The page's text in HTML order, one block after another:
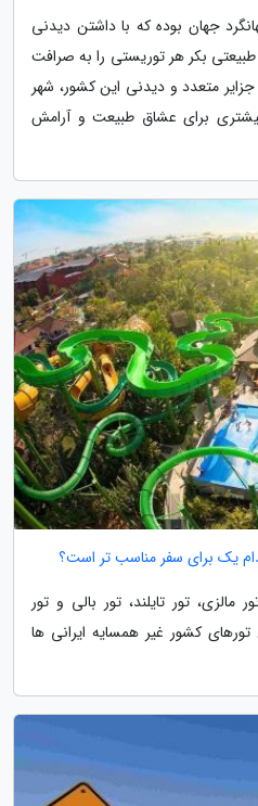
جهان بوده که با داشتن دیدنی
بکر هر توریستی را به صرافت
متعدد و دیدنی این کشور، شهر
بیشتری برای عشاق طبیعت و آرامش
یک برای سفر مناسب تر است؟
تور تایلند، تور بالی و تور
تورهای کشور غیر همسایه ایرانی ها